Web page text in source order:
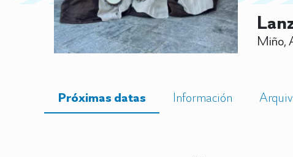
Miño,
Próximas datas Información